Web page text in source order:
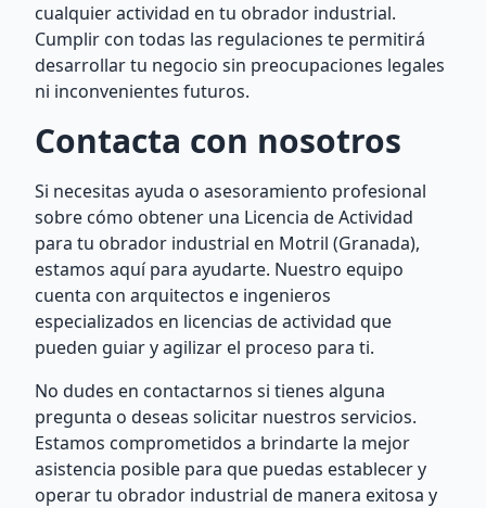
cualquier actividad en tu obrador industrial.
Cumplir con todas las regulaciones te permitirá
desarrollar tu negocio sin preocupaciones legales
ni inconvenientes futuros.
Contacta con nosotros
Si necesitas ayuda o asesoramiento profesional
sobre cómo obtener una Licencia de Actividad
para tu obrador industrial en Motril (Granada),
estamos aquí para ayudarte. Nuestro equipo
cuenta con arquitectos e ingenieros
especializados en licencias de actividad que
pueden guiar y agilizar el proceso para ti.
No dudes en contactarnos si tienes alguna
pregunta o deseas solicitar nuestros servicios.
Estamos comprometidos a brindarte la mejor
asistencia posible para que puedas establecer y
operar tu obrador industrial de manera exitosa y